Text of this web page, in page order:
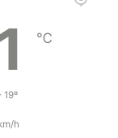
℃
19º
h